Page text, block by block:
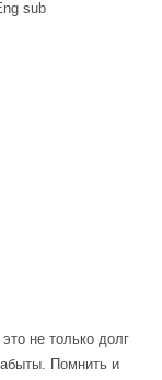
sub
не только долг
Помнить и